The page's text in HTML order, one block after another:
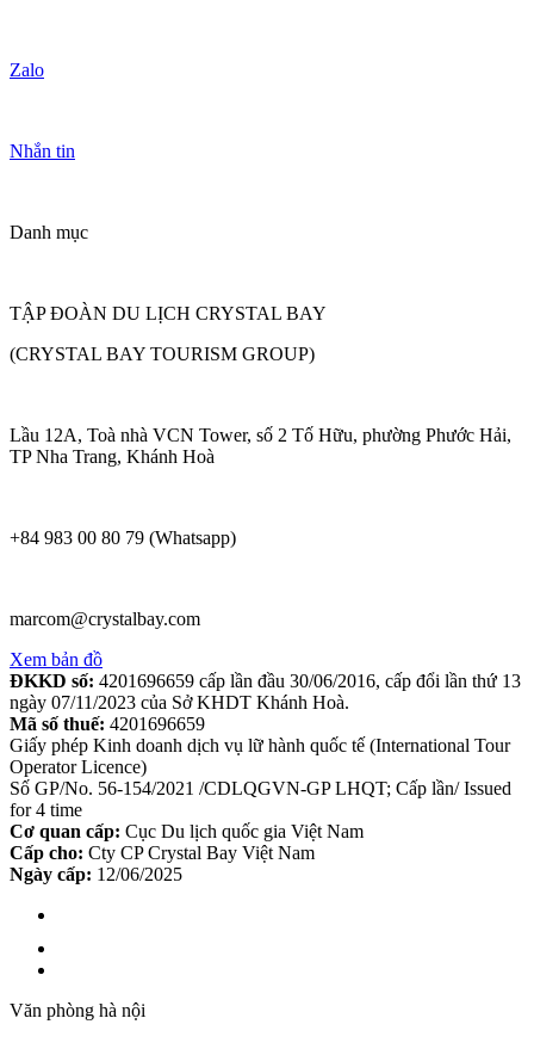
Zalo
Nhắn tin
Danh mục
TẬP ĐOÀN DU LỊCH CRYSTAL BAY
(CRYSTAL BAY TOURISM GROUP)
Lầu 12A, Toà nhà VCN Tower, số 2 Tố Hữu, phường Phước Hải,
TP Nha Trang, Khánh Hoà
+84 983 00 80 79 (Whatsapp)
marcom@crystalbay.com
Xem bản đồ
ĐKKD số: 4201696659 cấp lần đầu 30/06/2016, cấp đổi lần thứ 13
ngày 07/11/2023 của Sở KHDT Khánh Hoà.
Mã số thuế: 4201696659
Giấy phép Kinh doanh dịch vụ lữ hành quốc tế (International Tour
Operator Licence)
Số GP/No. 56-154/2021 /CDLQGVN-GP LHQT; Cấp lần/ Issued
for 4 time
Cơ quan cấp: Cục Du lịch quốc gia Việt Nam
Cấp cho: Cty CP Crystal Bay Việt Nam
Ngày cấp: 12/06/2025
Văn phòng hà nội